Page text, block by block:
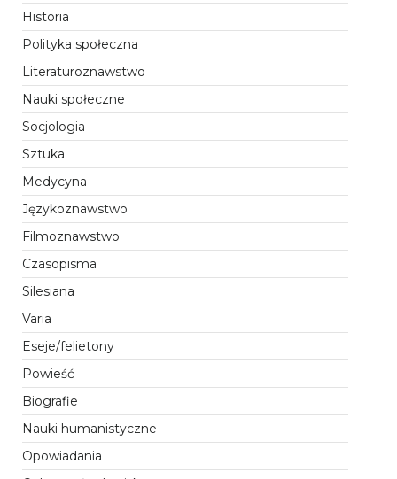
Historia
Polityka społeczna
Literaturoznawstwo
Nauki społeczne
Socjologia
Sztuka
Medycyna
Językoznawstwo
Filmoznawstwo
Czasopisma
Silesiana
Varia
Eseje/felietony
Powieść
Biografie
Nauki humanistyczne
Opowiadania